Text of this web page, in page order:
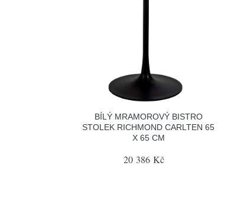
BÍLÝ MRAMOROVÝ BISTRO
STOLEK RICHMOND CARLTEN 65
X 65 CM
20 386 Kč